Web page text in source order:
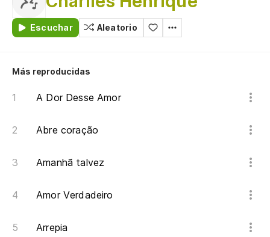
Escuchar Aleatorio
Más reproducidas
A Dor Desse Amor
Abre coração
Amanhã talvez
Amor Verdadeiro
Arrepia